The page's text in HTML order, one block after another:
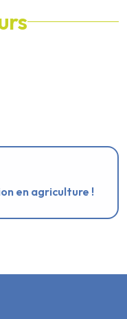
en agriculture !